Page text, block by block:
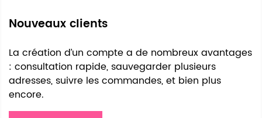
Nouveaux clients
La création d’un compte a de nombreux avantages
: consultation rapide, sauvegarder plusieurs
adresses, suivre les commandes, et bien plus
encore.